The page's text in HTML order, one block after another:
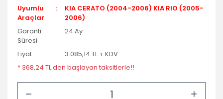
Uyumlu
Araçlar
KIA CERATO (2004-2006) KIA RIO (2005-
2006)
Garanti
Süresi
24 Ay
Fiyat
3.085,14 TL + KDV
* 368,24 TL den başlayan taksitlerle!!